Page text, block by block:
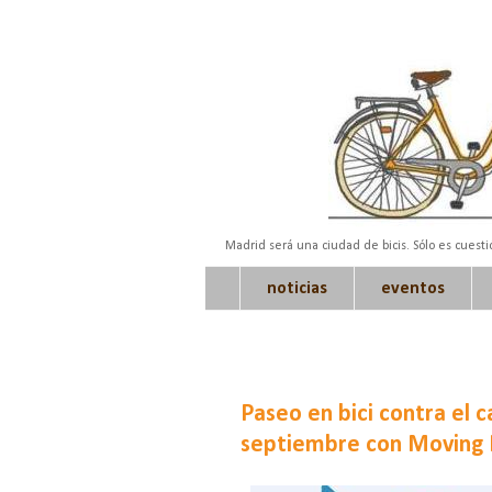
Madrid será una ciudad de bicis. Sólo es
noticias eventos
Paseo en bici contra el
septiembre con Moving